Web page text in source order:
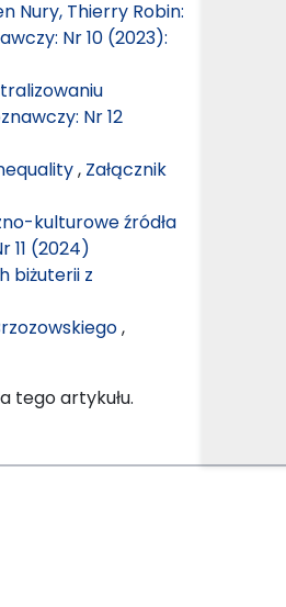
Nury, Thierry Robin:
Nr 10 (2023):
Nr 12
, Załącznik
kulturowe źródła
11 (2024)
biżuterii z
,
tego artykułu.